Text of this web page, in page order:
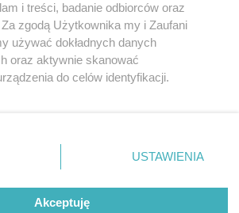
prywatności
Skontakuj sięz nami
Kontakt
Redakcja
Newsletter
i treści, badanie odbiorców oraz
Za zgodą Użytkownika my i Zaufani
używać dokładnych danych
oraz aktywnie skanować
do celów identyfikacji.
przycisk ustawień prywatności
dolnym rogu strony
danych nie wymagają zgody
prawo sprzeciwić się takiemu
USTAWIENIA
Akceptuję